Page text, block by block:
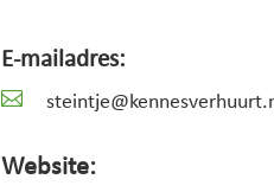
E-mailadres:

Website: